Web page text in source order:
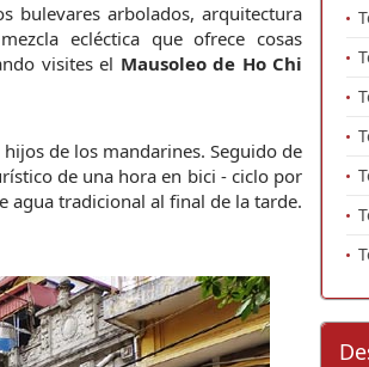
bulevares arbolados, arquitectura
ecléctica que ofrece cosas
visites el Mausoleo de Ho Chi
de los mandarines. Seguido de
de una hora en bici - ciclo por
agua tradicional al final de la tarde.